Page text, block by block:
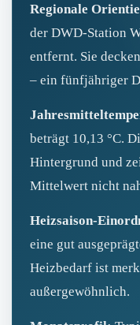
Regionale
der DWD-Station
entfernt. Sie
– ein fünfjähriger
beträgt 10,13 °C.
Hintergrund und
Mittelwert nicht
eine gut
Heizbedarf ist
außergewöhnlich.